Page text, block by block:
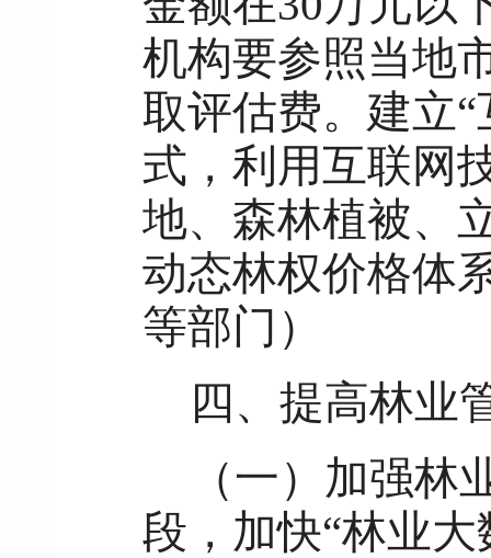
机构要参照当地
取评估费。建立
式，利用互联网
地、森林植被、
动态林权价格体
等部门）
四、提高林业
（一）加强
段，加快“林业